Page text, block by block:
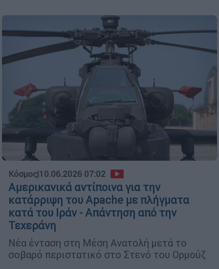
Κόσμος|10.06.2026 07:02
Αμερικανικά αντίποινα για την
κατάρριψη του Apache με πλήγματα
κατά του Ιράν - Απάντηση από την
Τεχεράνη
Νέα ένταση στη Μέση Ανατολή μετά το
σοβαρό περιστατικό στο Στενό του Ορμούζ